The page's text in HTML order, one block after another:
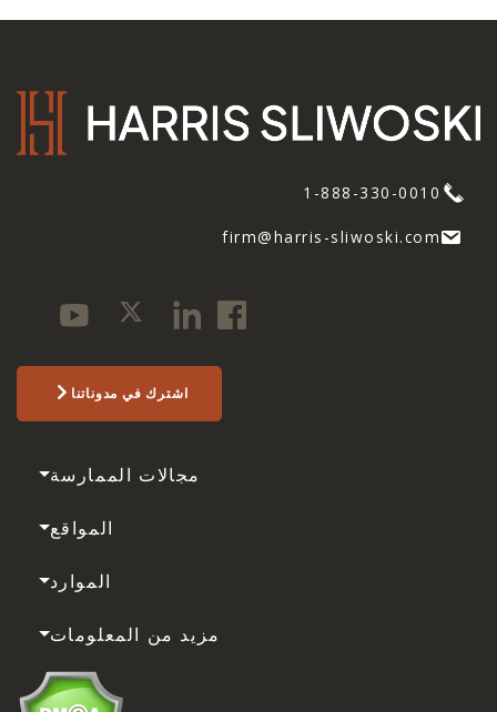
1-888-330-0010
firm@harris-sliwoski.com
اشترك في مدوناتنا
مجالات الممارسة
المواقع
الموارد
مزيد من المعلومات